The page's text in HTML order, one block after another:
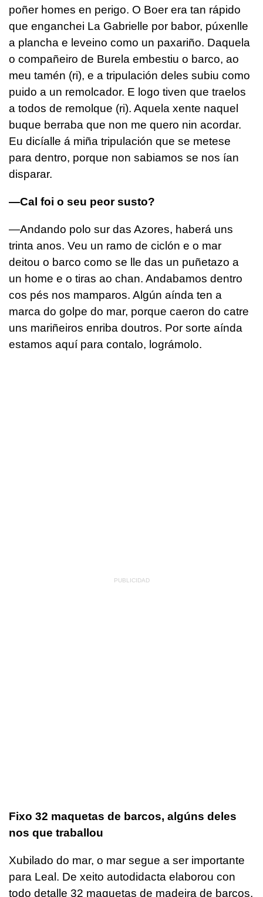
poñer homes en perigo. O Boer era tan rápido
que enganchei La Gabrielle por babor, púxenlle
a plancha e leveino como un paxariño. Daquela
o compañeiro de Burela embestiu o barco, ao
meu tamén (ri), e a tripulación deles subiu como
puido a un remolcador. E logo tiven que traelos
a todos de remolque (ri). Aquela xente naquel
buque berraba que non me quero nin acordar.
Eu dicíalle á miña tripulación que se metese
para dentro, porque non sabiamos se nos ían
disparar.
—Cal foi o seu peor susto?
—Andando polo sur das Azores, haberá uns
trinta anos. Veu un ramo de ciclón e o mar
deitou o barco como se lle das un puñetazo a
un home e o tiras ao chan. Andabamos dentro
cos pés nos mamparos. Algún aínda ten a
marca do golpe do mar, porque caeron do catre
uns mariñeiros enriba doutros. Por sorte aínda
estamos aquí para contalo, lográmolo.
Fixo 32 maquetas de barcos, algúns deles
nos que traballou
Xubilado do mar, o mar segue a ser importante
para Leal. De xeito autodidacta elaborou con
todo detalle 32 maquetas de madeira de barcos,